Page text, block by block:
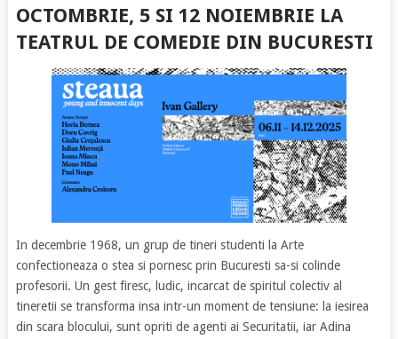
OCTOMBRIE, 5 SI 12 NOIEMBRIE LA
TEATRUL DE COMEDIE DIN BUCURESTI
In decembrie 1968, un grup de tineri studenti la Arte
confectioneaza o stea si pornesc prin Bucuresti sa-si colinde
profesorii. Un gest firesc, ludic, incarcat de spiritul colectiv al
tineretii se transforma insa intr-un moment de tensiune: la iesirea
din scara blocului, sunt opriti de agenti ai Securitatii, iar Adina